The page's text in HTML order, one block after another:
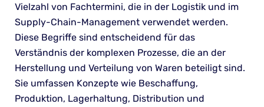
Vielzahl von Fachtermini, die in der Logistik und im
Supply-Chain-Management verwendet werden.
Diese Begriffe sind entscheidend für das
Verständnis der komplexen Prozesse, die an der
Herstellung und Verteilung von Waren beteiligt sind.
Sie umfassen Konzepte wie Beschaffung,
Produktion, Lagerhaltung, Distribution und